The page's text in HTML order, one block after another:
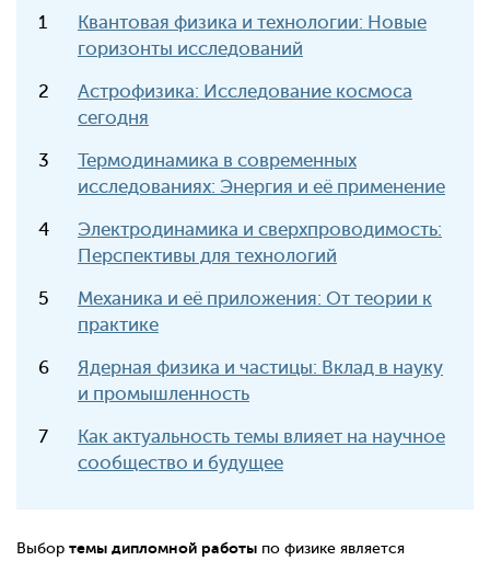
Квантовая физика и технологии: Новые
горизонты исследований
Астрофизика: Исследование космоса
сегодня
Термодинамика в современных
исследованиях: Энергия и её применение
Электродинамика и сверхпроводимость:
Перспективы для технологий
Механика и её приложения: От теории к
практике
Ядерная физика и частицы: Вклад в науку
и промышленность
Как актуальность темы влияет на научное
сообщество и будущее
Выбор темы дипломной работы по физике является